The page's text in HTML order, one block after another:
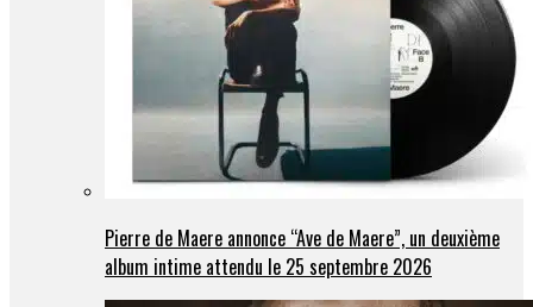
Pierre de Maere annonce “Ave de Maere”, un deuxième
album intime attendu le 25 septembre 2026